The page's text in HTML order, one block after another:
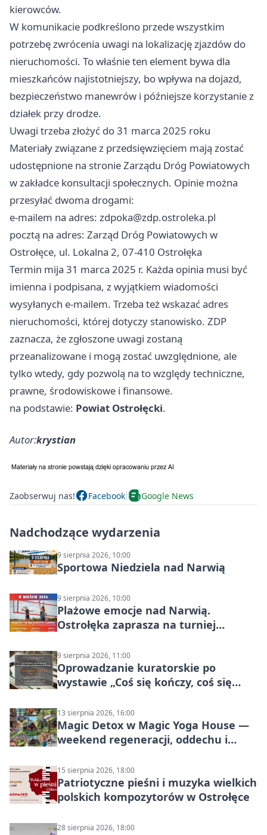
kierowców.
W komunikacie podkreślono przede wszystkim
potrzebę zwrócenia uwagi na lokalizację zjazdów do
nieruchomości. To właśnie ten element bywa dla
mieszkańców najistotniejszy, bo wpływa na dojazd,
bezpieczeństwo manewrów i późniejsze korzystanie z
działek przy drodze.
Uwagi trzeba złożyć do 31 marca 2025 roku
Materiały związane z przedsięwzięciem mają zostać
udostępnione na stronie Zarządu Dróg Powiatowych
w zakładce konsultacji społecznych. Opinie można
przesyłać dwoma drogami:
e-mailem na adres: zdpoka@zdp.ostroleka.pl
pocztą na adres: Zarząd Dróg Powiatowych w
Ostrołęce, ul. Lokalna 2, 07-410 Ostrołęka
Termin mija 31 marca 2025 r. Każda opinia musi być
imienna i podpisana, z wyjątkiem wiadomości
wysyłanych e-mailem. Trzeba też wskazać adres
nieruchomości, której dotyczy stanowisko. ZDP
zaznacza, że zgłoszone uwagi zostaną
przeanalizowane i mogą zostać uwzględnione, ale
tylko wtedy, gdy pozwolą na to względy techniczne,
prawne, środowiskowe i finansowe.
na podstawie: Powiat Ostrołęcki.
Autor:krystian
Zaobserwuj nas! Facebook Google News
Nadchodzące wydarzenia
9 sierpnia 2026, 10:00
Sportowa Niedziela nad Narwią
9 sierpnia 2026, 10:00
Plażowe emocje nad Narwią.
Ostrołęka zaprasza na turniej
9 sierpnia 2026, 11:00
Oprowadzanie kuratorskie po
wystawie „Coś się kończy, coś się
Mazowsza do Korony”
13 sierpnia 2026, 16:00
Magic Detox w Magic Yoga House —
weekend regeneracji, oddechu i
15 sierpnia 2026, 18:00
Patriotyczne pieśni i muzyka wielkich
polskich kompozytorów w Ostrołęce
28 sierpnia 2026, 18:00